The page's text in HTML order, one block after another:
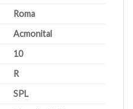
Roma
Acmonital
10
R
SPL